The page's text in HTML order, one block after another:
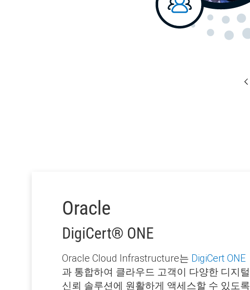
Oracle
DigiCert® ONE
Oracle Cloud Infrastructure는 DigiCert ONE
과 통합하여 클라우드 고객이 다양한 디지털
신뢰 솔루션에 원활하게 액세스할 수 있도록